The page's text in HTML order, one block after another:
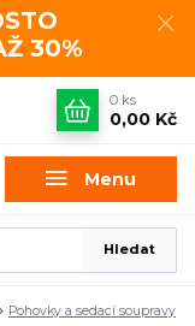
30%
Menu
Hledat
0 ks
0,00 Kč
Pohovky a sedací soupravy